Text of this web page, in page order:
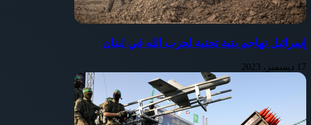
إسرائيل تهاجم بنية تحتية لحزب الله في لبنان
17 ديسمبر، 2023